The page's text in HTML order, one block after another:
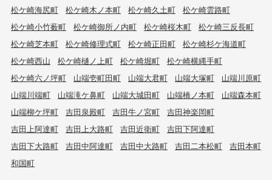
松ケ崎海尻町
松ケ崎木ノ本町 松ケ崎久土町
松ケ崎雲路町
松ケ崎小竹薮町
松ケ崎御所ノ内町 松ケ崎桜木町
松ケ崎三反長町
松ケ崎芝本町
松ケ崎修理式町 松ケ崎正田町
松ケ崎杉ケ海道町
松ケ崎西山
松ケ崎樋ノ上町 松ケ崎堀町
松ケ崎横縄手町
松ケ崎六ノ坪町
山端壱町田町 山端大君町 山端大塚町
山端川原町
山端川端町
山端滝ケ鼻町 山端大城田町 山端橋ノ本町
山端森本町
山端柳ケ坪町
吉田泉殿町 吉田牛ノ宮町
吉田神楽岡町
吉田上阿達町
吉田上大路町 吉田近衛町
吉田下阿達町
吉田下大路町
吉田中阿達町 吉田中大路町 吉田二本松町
吉田本町
和国町